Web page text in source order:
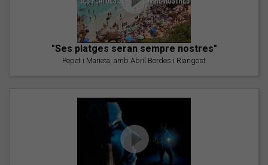
"Ses platges seran sempre nostres"
Pepet i Marieta, amb Abril Bordes i Riangost